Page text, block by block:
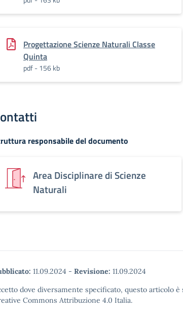
Progettazione Scienze Naturali Classe
Quinta
pdf - 156 kb
responsabile del documento
Area Disciplinare di Scienze
Naturali
11.09.2024 - Revisione: 11.09.2024
dove diversamente specificato, questo articolo
Commons Attribuzione 4.0 Italia.